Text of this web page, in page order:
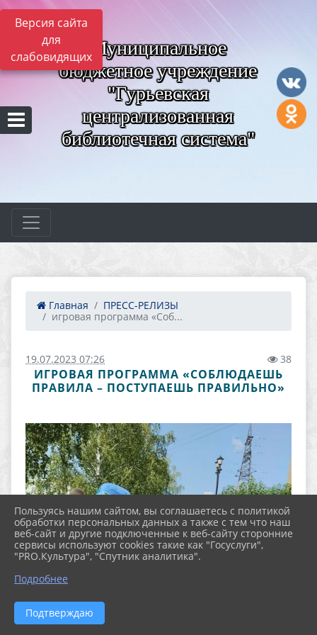
Версия сайта
для
слабовидящих Муниципальное
бюджетное учреждение
"Гурьевская
централизованная
библиотечная система"
Главная
ПРЕСС-РЕЛИЗЫ
игровая программа «Соб...
19.07.2023 07:26 38
ИГРОВАЯ ПРОГРАММА «СОБЛЮДАЕШЬ
ПРАВИЛА – ПОСТУПАЕШЬ ПРАВИЛЬНО»
Пользуясь нашим сайтом, вы соглашаетесь с политикой
обработки персональных данных а также с тем что наш
веб-сайт и другие подключенные к веб-сайту сторонние
сервисы используют cookies такие как "Госуслуги",
"PRO.Культура", "Спутник аналитика".
Подробнее
Подтверждаю